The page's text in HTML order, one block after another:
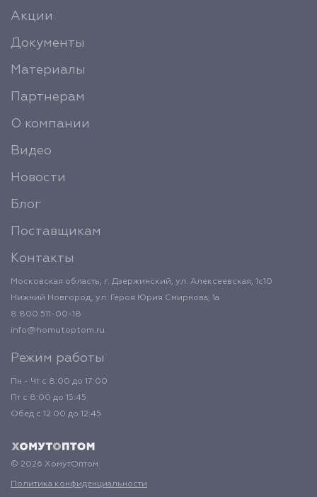
Акции
Документы
Материалы
Партнерам
О компании
Видео
Новости
Блог
Поставщикам
Контакты
Московская область, г. Дзержинский, ул. Алексеевская, 1с10
Нижний Новгород, ул. Героя Юрия Смирнова, 1а
8 800 511-00-18
info@homutoptom.ru
Режим работы
Пн - Чт с 8:00 до 17:00
Пт с 8:00 до 15:45
Обед с 12:00 до 12:45
© 2026 ХомутОптом
Политика конфиденциальности